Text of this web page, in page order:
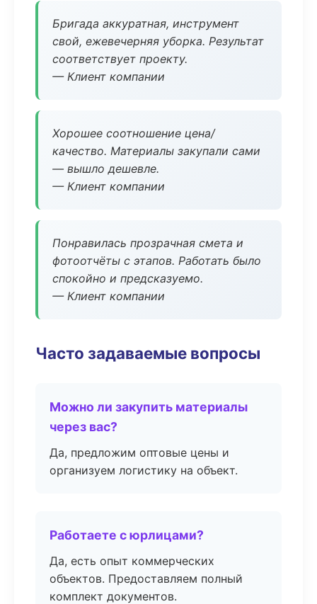
Бригада аккуратная, инструмент
свой, ежевечерняя уборка. Результат
соответствует проекту.
— Клиент компании
Хорошее соотношение цена/
качество. Материалы закупали сами
— вышло дешевле.
— Клиент компании
Понравилась прозрачная смета и
фотоотчёты с этапов. Работать было
спокойно и предсказуемо.
— Клиент компании
Часто задаваемые вопросы
Можно ли закупить материалы
через вас?
Да, предложим оптовые цены и
организуем логистику на объект.
Работаете с юрлицами?
Да, есть опыт коммерческих
объектов. Предоставляем полный
комплект документов.